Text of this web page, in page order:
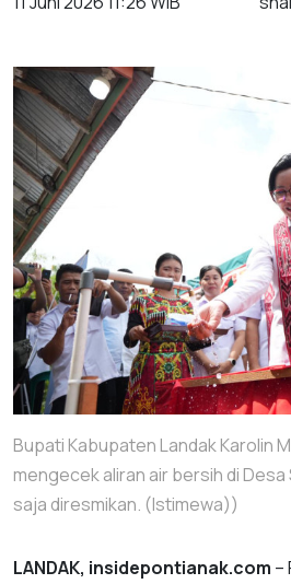
Bupati Kabupaten Landak Karolin
mengecek aliran air bersih di
saja diresmikan. (Istimewa))
LANDAK, insidepontianak.com –